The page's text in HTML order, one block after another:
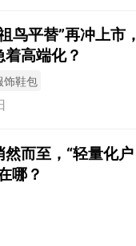
鸟平替”再冲上市，
高端化？
饰鞋包
然而至，“轻量化户
哪？